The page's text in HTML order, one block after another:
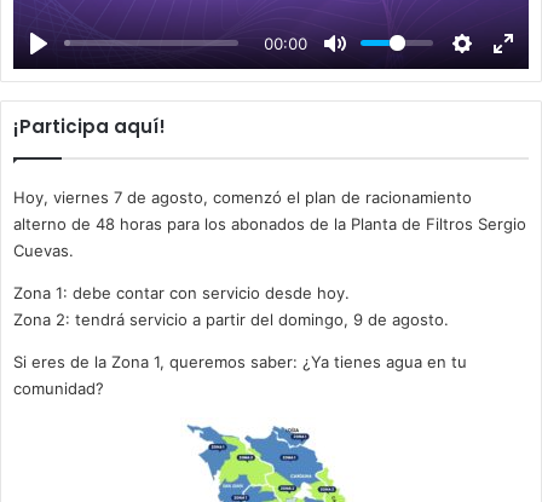
00:00
a
y
¡Participa aquí!
Hoy, viernes 7 de agosto, comenzó el plan de racionamiento
alterno de 48 horas para los abonados de la Planta de Filtros Sergio
Cuevas.
Zona 1: debe contar con servicio desde hoy.
Zona 2: tendrá servicio a partir del domingo, 9 de agosto.
Si eres de la Zona 1, queremos saber: ¿Ya tienes agua en tu
comunidad?